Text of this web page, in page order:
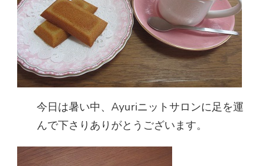
今日は暑い中、Ayuriニットサロンに足を運
んで下さりありがとうございます。